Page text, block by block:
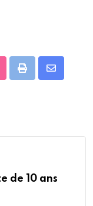
Print
Share
de 10 ans